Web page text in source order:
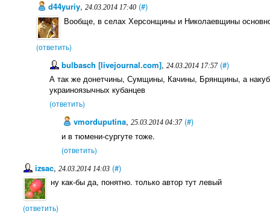
d44yuriy,24.03.2014 17:40 (#)
Вообще, в селах Херсонщины и Николаевщины
(ответить)
bulbasch [livejournal.com], 24.03.2014 17:57 (#)
А так же донетчины, Сумщины, Качины, Брянщины, а
украиноязычных кубанцев
(ответить)
vmorduputina,25.03.2014 04:37 (#)
и в тюмени-сургуте тоже.
(ответить)
izsac, 24.03.2014 14:03 (#)
ну как-бы да, понятно. только автор тут левый
(ответить)